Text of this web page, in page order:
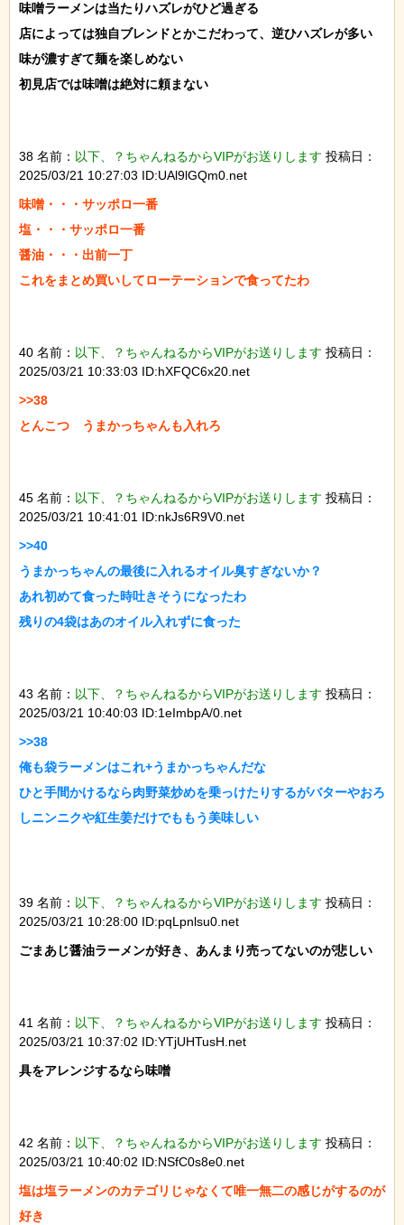
味噌ラーメンは当たりハズレがひど過ぎる
店によっては独自ブレンドとかこだわって、逆ひハズレが多い
味が濃すぎて麺を楽しめない
初見店では味噌は絶対に頼まない
38 名前： 以下、？ちゃんねるからVIPがお送りします 投稿日：
2025/03/21 10:27:03 ID:UAl9lGQm0.net
味噌・・・サッポロ一番
塩・・・サッポロ一番
醤油・・・出前一丁
これをまとめ買いしてローテーションで食ってたわ
40 名前： 以下、？ちゃんねるからVIPがお送りします 投稿日：
2025/03/21 10:33:03 ID:hXFQC6x20.net
>>38
とんこつ　うまかっちゃんも入れろ
45 名前： 以下、？ちゃんねるからVIPがお送りします 投稿日：
2025/03/21 10:41:01 ID:nkJs6R9V0.net
>>40
うまかっちゃんの最後に入れるオイル臭すぎないか？
あれ初めて食った時吐きそうになったわ
残りの4袋はあのオイル入れずに食った
43 名前： 以下、？ちゃんねるからVIPがお送りします 投稿日：
2025/03/21 10:40:03 ID:1eImbpA/0.net
>>38
俺も袋ラーメンはこれ+うまかっちゃんだな
ひと手間かけるなら肉野菜炒めを乗っけたりするがバターやおろ
しニンニクや紅生姜だけでももう美味しい
39 名前： 以下、？ちゃんねるからVIPがお送りします 投稿日：
2025/03/21 10:28:00 ID:pqLpnlsu0.net
ごまあじ醤油ラーメンが好き、あんまり売ってないのが悲しい
41 名前： 以下、？ちゃんねるからVIPがお送りします 投稿日：
2025/03/21 10:37:02 ID:YTjUHTusH.net
具をアレンジするなら味噌
42 名前： 以下、？ちゃんねるからVIPがお送りします 投稿日：
2025/03/21 10:40:02 ID:NSfC0s8e0.net
塩は塩ラーメンのカテゴリじゃなくて唯一無二の感じがするのが
好き